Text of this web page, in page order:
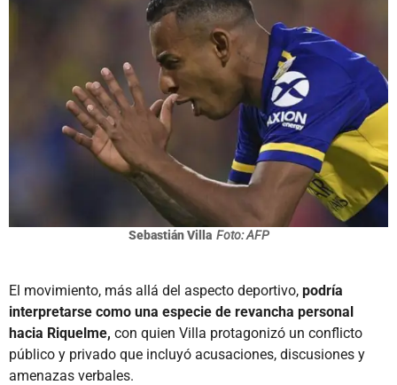
Sebastián Villa Foto: AFP
El movimiento, más allá del aspecto deportivo, podría
interpretarse como una especie de revancha personal
hacia Riquelme, con quien Villa protagonizó un conflicto
público y privado que incluyó acusaciones, discusiones y
amenazas verbales.